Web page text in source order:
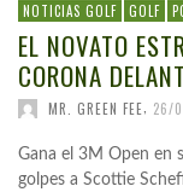
NOTICIAS GOLF GOLF
EL NOVATO
CORONA
MR. GREEN FEE 26/
Gana el 3M Open en
golpes a Scottie